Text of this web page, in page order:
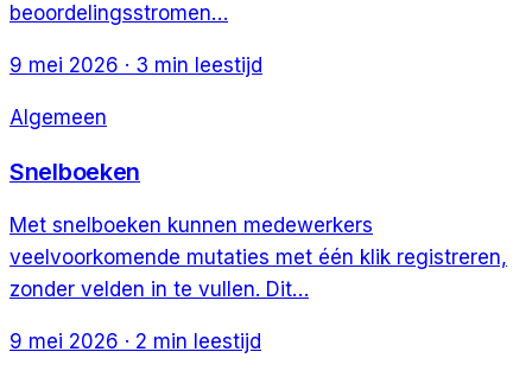
beoordelingsstromen…
9 mei 2026 · 3 min leestijd
Algemeen
Snelboeken
Met snelboeken kunnen medewerkers
veelvoorkomende mutaties met één klik registreren,
zonder velden in te vullen. Dit…
9 mei 2026 · 2 min leestijd